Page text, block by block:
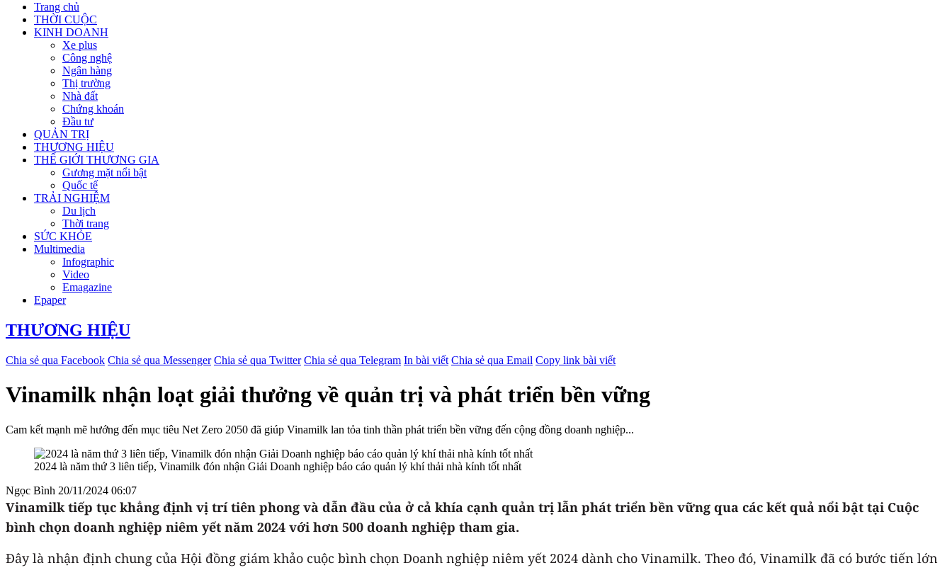
Trang chủ
THỜI CUỘC
KINH DOANH
Xe plus
Công nghệ
Ngân hàng
Thị trường
Nhà đất
Chứng khoán
Đầu tư
QUẢN TRỊ
THƯƠNG HIỆU
THẾ GIỚI THƯƠNG GIA
Gương mặt nổi bật
Quốc tế
TRẢI NGHIỆM
Du lịch
Thời trang
SỨC KHỎE
Multimedia
Infographic
Video
Emagazine
Epaper
THƯƠNG HIỆU
Chia sẻ qua Facebook Chia sẻ qua Messenger Chia sẻ qua Twitter Chia sẻ qua Telegram In bài viết Chia sẻ qua Email Copy link bài viết
Vinamilk nhận loạt giải thưởng về quản trị và phát triển bền vững
Cam kết mạnh mẽ hướng đến mục tiêu Net Zero 2050 đã giúp Vinamilk lan tỏa tinh thần phát triển bền vững đến cộng đồng doanh nghiệp...
2024 là năm thứ 3 liên tiếp, Vinamilk đón nhận Giải Doanh nghiệp báo cáo quản lý khí thải nhà kính tốt nhất
Ngọc Bình 20/11/2024 06:07
Vinamilk tiếp tục khẳng định vị trí tiên phong và dẫn đầu của ở cả khía cạnh quản trị lẫn phát triển bền vững qua các kết quả nổi bật tại Cuộc
bình chọn doanh nghiệp niêm yết năm 2024 với hơn 500 doanh nghiệp tham gia.
Đây là nhận định chung của Hội đồng giám khảo cuộc bình chọn Doanh nghiệp niêm yết 2024 dành cho Vinamilk. Theo đó, Vinamilk đã có bước tiến lớn